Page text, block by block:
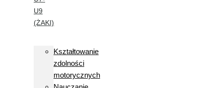
U9
(ŻAKI)
Kształtowanie
zdolności
motorycznych